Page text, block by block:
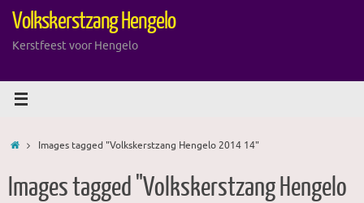
naarVolkskerstzang Hengelo
Kerstfeest voor Hengelo
HomeImages tagged "Volkskerstzang Hengelo 2014 14"
Images tagged "Volkskerstzang Hengelo